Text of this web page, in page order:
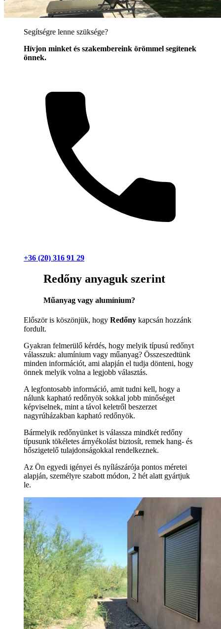
Segítségre lenne szüksége?
Hívjon minket és szakembereink örömmel segítenek
önnek.
+36 (20) 316 91 29
Redőny anyaguk szerint
Műanyag vagy alumínium?
Először is köszönjük, hogy Redőny kapcsán hozzánk
fordult.
Gyakran felmerülő kérdés, hogy melyik típusú redőnyt
válasszuk: alumínium vagy műanyag? Összeszedtünk
minden információt, ami alapján el tudja dönteni, hogy
önnek melyik volna a legjobb választás.
A legfontosabb információ, amit tudni kell, hogy a
nálunk kapható redőnyök sokkal jobb minőséget
képviselnek, mint a távol keletről beszerzet
nagyrúházakban kapható redőnyök.
Bármelyik redőnyünket is válassza mindkét redőny
típusunk tökéletes árnyékolást biztosít, remek hang- és
hőszigetelő tulajdonságokkal rendelkeznek.
Az Ön egyedi igényei és nyílászárója pontos méretei
alapján, személyre szabott módon, 2 hét alatt gyártjuk
le.